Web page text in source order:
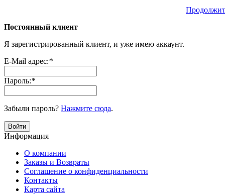
Постоянный клиент
Я зарегистрированный клиент, и уже имею аккаунт.
E-Mail адрес:*
Пароль:*
Забыли пароль? Нажмите сюда.
Войти
Информация
О компании
Заказы и Возвраты
Соглашение о конфиденциальности
Контакты
Карта сайта